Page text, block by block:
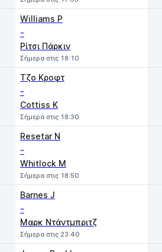
Williams P
-
Ρίτσι Πάρκιν
Σήμερα στις 18:10
Τζο Κροφτ
-
Cottiss K
Σήμερα στις 18:30
Resetar N
-
Whitlock M
Σήμερα στις 18:50
Barnes J
-
Μαρκ Ντάντμπριτζ
Σήμερα στις 23:40